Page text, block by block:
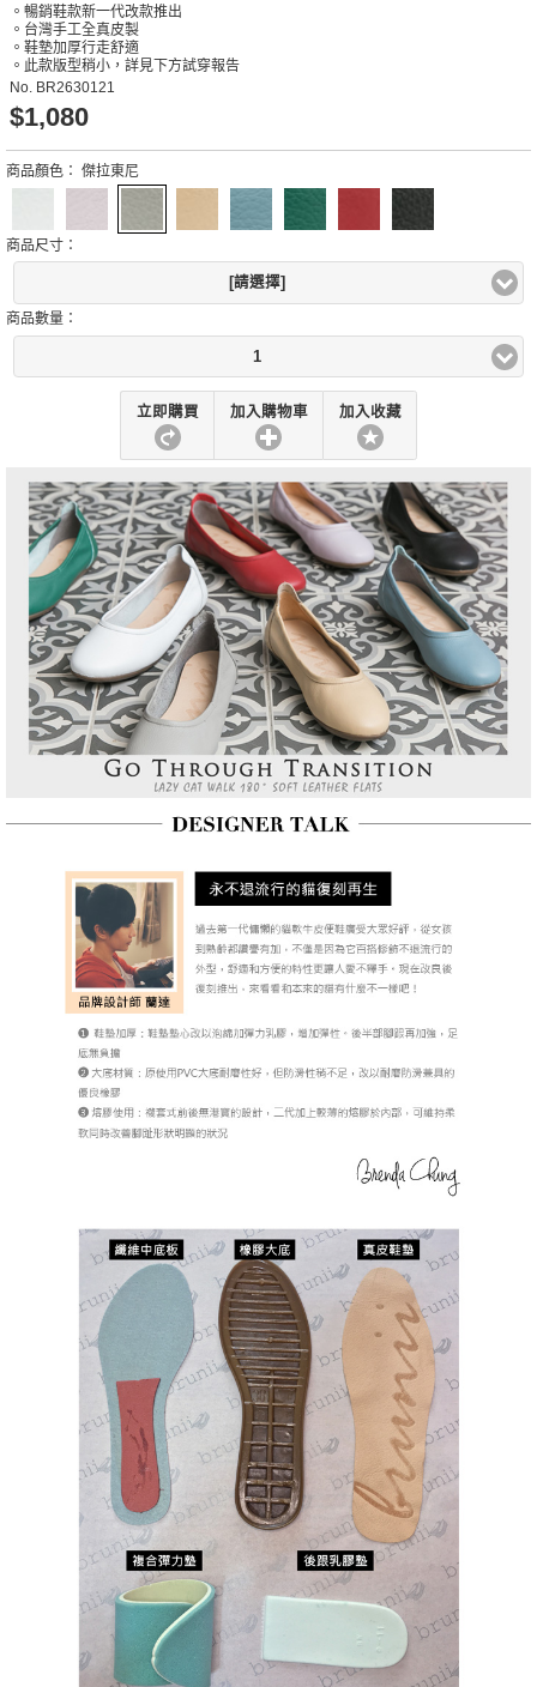
。暢銷鞋款新一代改款推出
。台灣手工全真皮製
。鞋墊加厚行走舒適
。此款版型稍小，詳見下方試穿報告
No. BR2630121
$1,080
商品顏色： 傑拉東尼
商品尺寸：
[請選擇]
商品數量：
1
立即購買 加入購物車 加入收藏